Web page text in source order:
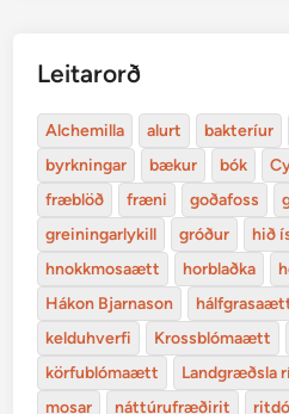
Leitarorð
Alchemilla alurt bakteríur
byrkningar
bækur bók
fræblöð
fræni goðafoss
greiningarlykill
gróður
hið
hnokkmosaætt
horblaðka
Hákon Bjarnason
kelduhverfi
Krossblómaætt
körfublómaætt
Landgræðsla
mosar
náttúrufræðirit